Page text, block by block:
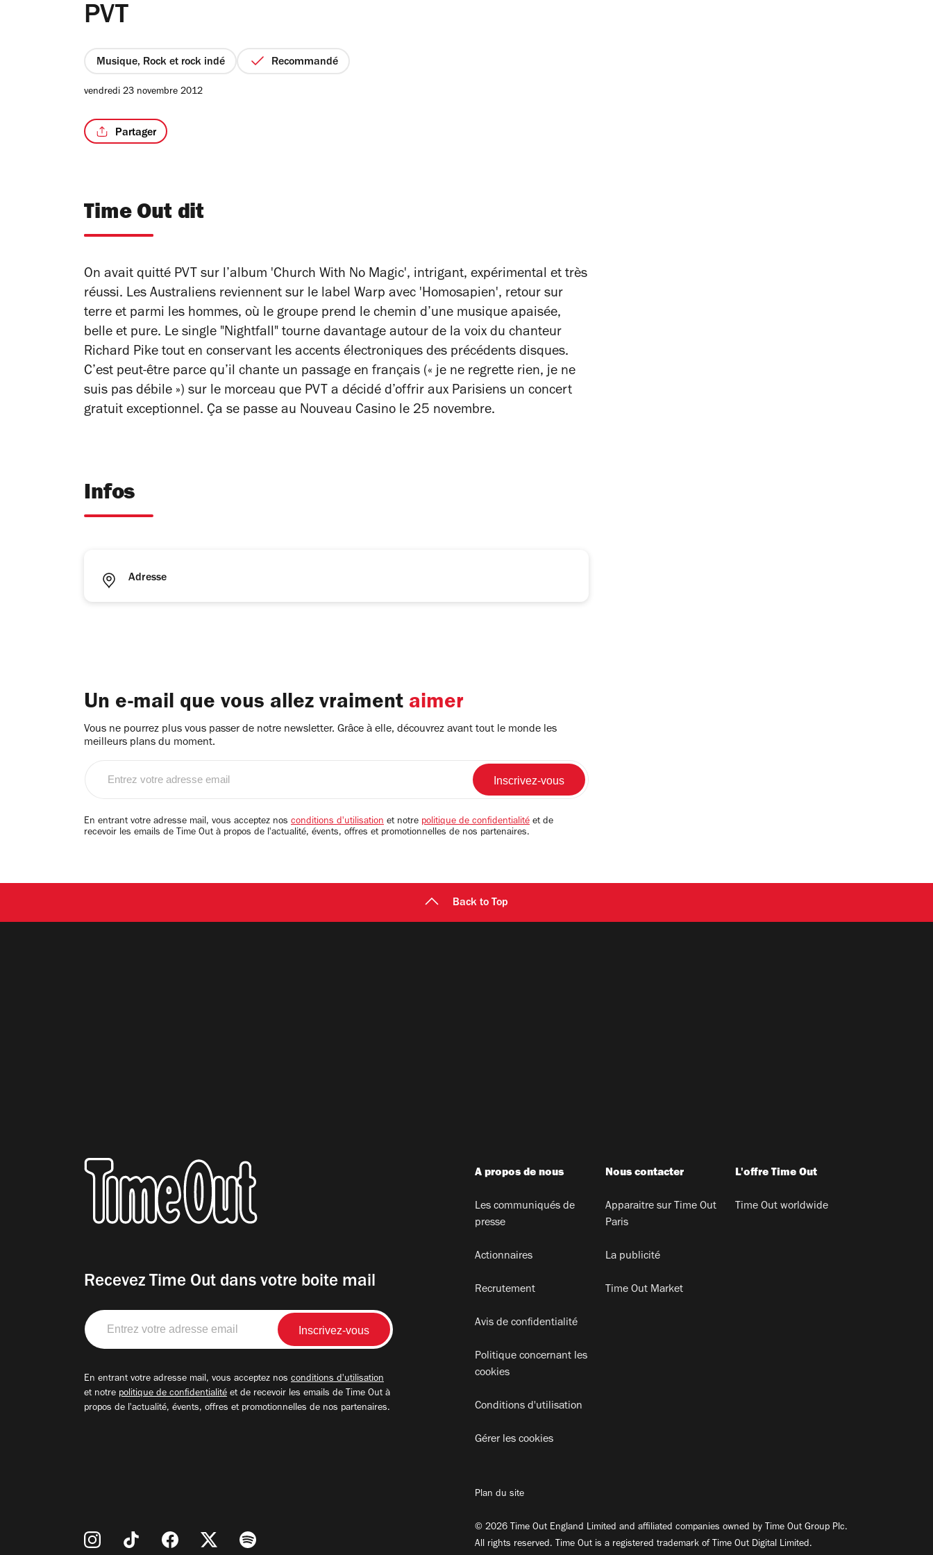
PVT
Musique, Rock et rock indé Recommandé
vendredi 23 novembre 2012
Partager
Time Out dit
On avait quitté PVT sur l’album 'Church With No Magic', intrigant, expérimental et très
réussi. Les Australiens reviennent sur le label Warp avec 'Homosapien', retour sur
terre et parmi les hommes, où le groupe prend le chemin d’une musique apaisée,
belle et pure. Le single "Nightfall" tourne davantage autour de la voix du chanteur
Richard Pike tout en conservant les accents électroniques des précédents disques.
C’est peut-être parce qu’il chante un passage en français (« je ne regrette rien, je ne
suis pas débile ») sur le morceau que PVT a décidé d’offrir aux Parisiens un concert
gratuit exceptionnel. Ça se passe au Nouveau Casino le 25 novembre.
Infos
Adresse
Un e-mail que vous allez vraiment aimer
Vous ne pourrez plus vous passer de notre newsletter. Grâce à elle, découvrez avant tout le monde les
meilleurs plans du moment.
email
En entrant votre adresse mail, vous acceptez nos conditions d'utilisation et notre politique de confidentialité et de
recevoir les emails de Time Out à propos de l'actualité, évents, offres et promotionnelles de nos partenaires.
Back to Top
Recevez Time Out dans votre boite mail
Entrez
votre
adresse
En entrant votre adresse mail, vous acceptez nos conditions d'utilisation
et notre politique de confidentialité et de recevoir les emails de Time Out à
propos de l'actualité, évents, offres et promotionnelles de nos partenaires.
A propos de nous
Les communiqués de
presse
Actionnaires
Recrutement
Avis de confidentialité
Politique concernant les
cookies
Conditions d'utilisation
Gérer les cookies
Nous contacter
Apparaitre sur Time Out
Paris
La publicité
Time Out Market
L'offre Time Out
Time Out worldwide
Plan du site
© 2026 Time Out England Limited and affiliated companies owned by Time Out Group Plc.
All rights reserved. Time Out is a registered trademark of Time Out Digital Limited.